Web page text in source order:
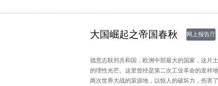
大国崛起之帝国春秋 网上报告厅
德意志联邦共和国，欧洲中部最大的国家，这片
的理性光芒。这里曾经是第二次工业革命的发祥
两次世界大战的策源地，以惊人的破坏力，伤害